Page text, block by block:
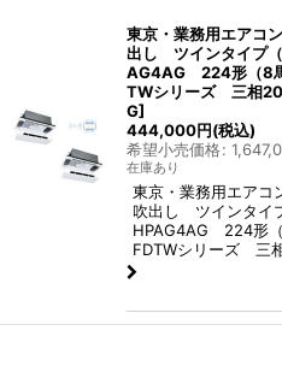
東京・業務用エア
出し ツインタイプ
AG4AG 224形（8
TWシリーズ 三相
G]
444,000円(税込)
希望小売価格:
在庫あり
東京・業務用エア
吹出し ツインタイ
HPAG4AG 224形
FDTWシリーズ 三